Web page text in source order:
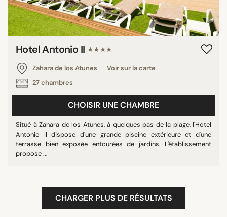
Hotel Antonio II ★★★★
Zahara de los Atunes
Voir sur la carte
27 chambres
CHOISIR UNE CHAMBRE
Situé à Zahara de los Atunes, à quelques pas de la plage, l'Hotel
Antonio II dispose d'une grande piscine extérieure et d'une
terrasse bien exposée entourées de jardins. L'établissement
propose ...
CHARGER PLUS DE RÉSULTATS